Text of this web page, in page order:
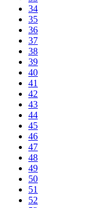
34
35
36
37
38
39
40
41
42
43
44
45
46
47
48
49
50
51
52